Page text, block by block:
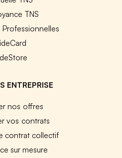
TNS
Professionnelles
ENTREPRISE
nos offres
vos contrats
contrat collectif
sur mesure